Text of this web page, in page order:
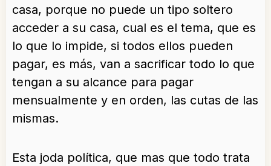
casa, porque no puede un tipo soltero
acceder a su casa, cual es el tema, que es
lo que lo impide, si todos ellos pueden
pagar, es más, van a sacrificar todo lo que
tengan a su alcance para pagar
mensualmente y en orden, las cutas de las
mismas.
Esta joda política, que mas que todo trata